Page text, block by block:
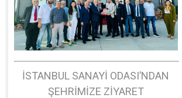
İSTANBUL SANAYİ ODASI’NDAN
ŞEHRİMİZE ZİYARET